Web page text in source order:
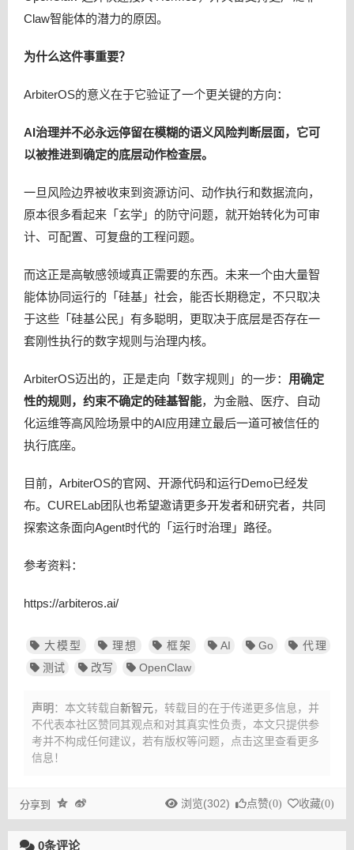
Claw智能体的潜力的原因。
为什么这件事重要？
ArbiterOS的意义在于它验证了一个更关键的方向：
AI治理并不必永远停留在模糊的语义风险判断层面，它可
以被推进到确定的底层动作检查层。
一旦风险边界被收束到资源访问、动作执行和数据流向，
原本很多看起来「玄学」的防守问题，就开始转化为可审
计、可配置、可复盘的工程问题。
而这正是高敏感领域真正需要的东西。未来一个由大量智
能体协同运行的「硅基」社会，能否长期稳定，不只取决
于这些「硅基公民」有多聪明，更取决于底层是否存在一
套刚性执行的数字规则与治理内核。
ArbiterOS迈出的，正是走向「数字规则」的一步： 用确定
性的规则，约束不确定的硅基智能，为金融、医疗、自动
化运维等高风险场景中的AI应用建立最后一道可被信任的
执行底座。
目前，ArbiterOS的官网、开源代码和运行Demo已经发
布。CURELab团队也希望邀请更多开发者和研究者，共同
探索这条面向Agent时代的「运行时治理」路径。
参考资料：
https://arbiteros.ai/
大模型 理想 框架 AI Go
代理
测试
改写 OpenClaw
声明 ：本文转载自新智元，转载目的在于传递更多信息，并
不代表本社区赞同其观点和对其真实性负责，本文只提供参
考并不构成任何建议， 若有版权等问题，点击这里查看更多
信息！
分享到 浏览(302) 点赞(0) 收藏(0)
0条评论